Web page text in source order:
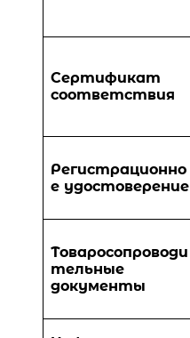
Сертификат
соответствия
Регистрационно
е удостоверение
Товаросопроводи
тельные
документы